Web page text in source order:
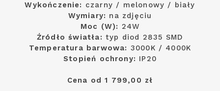
Wykończenie: czarny / melonowy / biały
Wymiary: na zdjęciu
Moc (W): 24W
Źródło światła: typ diod 2835 SMD
Temperatura barwowa: 3000K / 4000K
Stopień ochrony: IP20
Cena od 1 799,00 zł